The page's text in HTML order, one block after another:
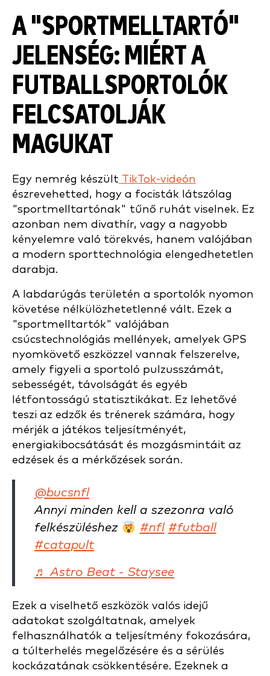
A "SPORTMELLTARTÓ"
JELENSÉG: MIÉRT A
FUTBALLSPORTOLÓK
FELCSATOLJÁK
MAGUKAT
Egy nemrég készült TikTok-videón
észrevehetted, hogy a focisták látszólag
"sportmelltartónak" tűnő ruhát viselnek. Ez
azonban nem divathír, vagy a nagyobb
kényelemre való törekvés, hanem valójában
a modern sporttechnológia elengedhetetlen
darabja.
A labdarúgás területén a sportolók nyomon
követése nélkülözhetetlenné vált. Ezek a
"sportmelltartók" valójában
csúcstechnológiás mellények, amelyek GPS
nyomkövető eszközzel vannak felszerelve,
amely figyeli a sportoló pulzusszámát,
sebességét, távolságát és egyéb
létfontosságú statisztikákat. Ez lehetővé
teszi az edzők és trénerek számára, hogy
mérjék a játékos teljesítményét,
energiakibocsátását és mozgásmintáit az
edzések és a mérkőzések során.
@bucsnfl
Annyi minden kell a szezonra való
felkészüléshez
#nfl #futball
#catapult
♬ Astro Beat - Staysee
Ezek a viselhető eszközök valós idejű
adatokat szolgáltatnak, amelyek
felhasználhatók a teljesítmény fokozására,
a túlterhelés megelőzésére és a sérülés
kockázatának csökkentésére. Ezeknek a